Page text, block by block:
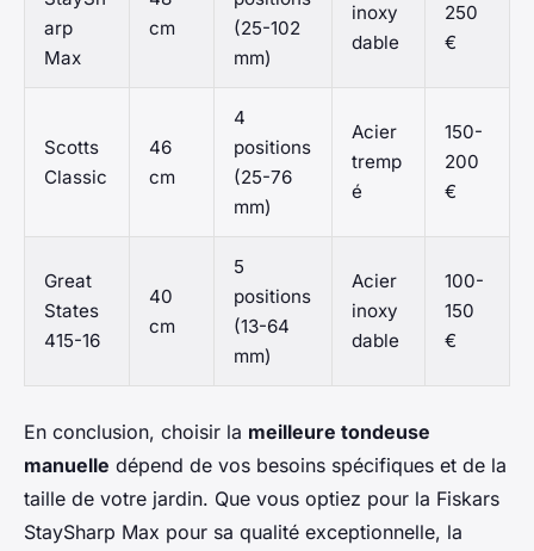
arp
Max
cm
(25-102
mm)
inoxy
dable
250
€
Scotts
Classic
46
cm
4
positions
(25-76
mm)
Acier
tremp
é
150-
200
€
Great
States
415-16
40
cm
5
positions
(13-64
mm)
Acier
inoxy
dable
100-
150
€
En conclusion, choisir la meilleure tondeuse
manuelle dépend de vos besoins spécifiques et de la
taille de votre jardin. Que vous optiez pour la Fiskars
StaySharp Max pour sa qualité exceptionnelle, la